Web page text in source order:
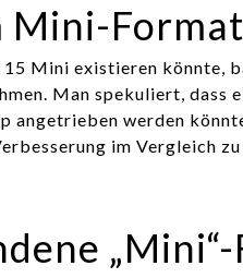
Mini-Format
15 Mini existieren
Man spekuliert,
angetrieben werden
im Vergleich